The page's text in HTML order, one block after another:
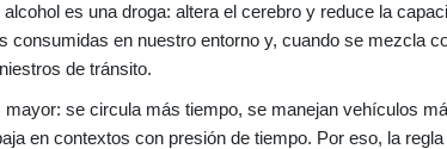
errores
aumentan el riesgo)
profesionales
es una droga: altera el cerebro y reduce la
consumidas en nuestro entorno y, cuando se mezcla
de tránsito.
se circula más tiempo, se manejan vehículos
en contextos con presión de tiempo. Por eso, la